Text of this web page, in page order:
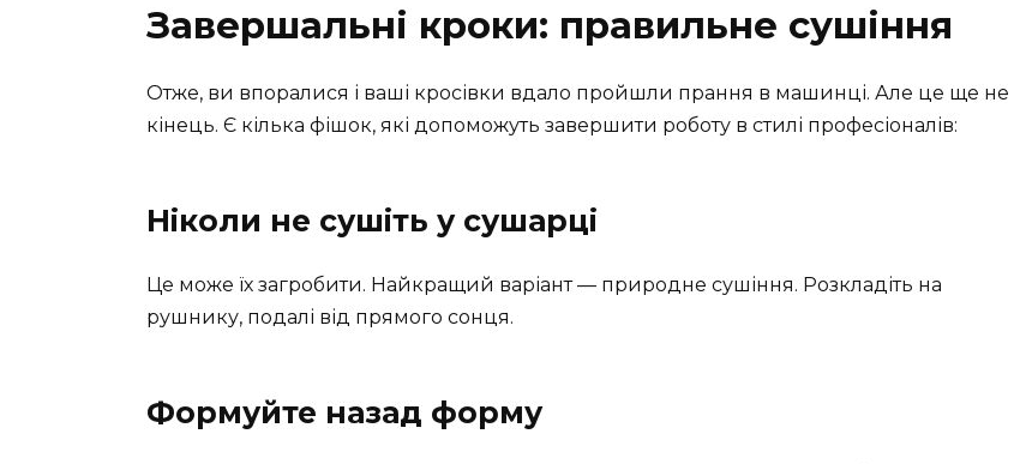
Завершальні кроки: правильне сушіння
Отже, ви впоралися і ваші кросівки вдало пройшли прання в машинці. Але це ще не
кінець. Є кілька фішок, які допоможуть завершити роботу в стилі професіоналів:
Ніколи не сушіть у сушарці
Це може їх загробити. Найкращий варіант — природне сушіння. Розкладіть на
рушнику, подалі від прямого сонця.
Формуйте назад форму